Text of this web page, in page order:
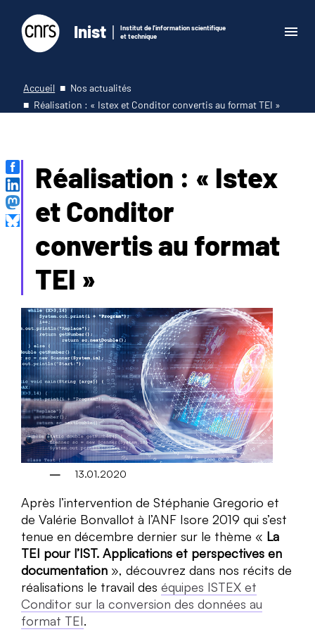
Inist
Institut de l'information scientifique
et technique
Accueil
Nos actualités
Réalisation : « Istex et Conditor convertis au format TEI »
Réalisation : « Istex
et Conditor
convertis au format
TEI »
13.01.2020
Après l’intervention de Stéphanie Gregorio et
de Valérie Bonvallot à l’ANF Isore 2019 qui s’est
tenue en décembre dernier sur le thème « La
TEI pour l’IST. Applications et perspectives en
documentation », découvrez dans nos récits de
réalisations le travail des équipes ISTEX et
Conditor sur la conversion des données au
format TEI.